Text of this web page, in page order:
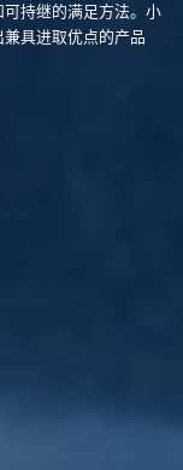
持继的满足方法。小
具进取优点的产品